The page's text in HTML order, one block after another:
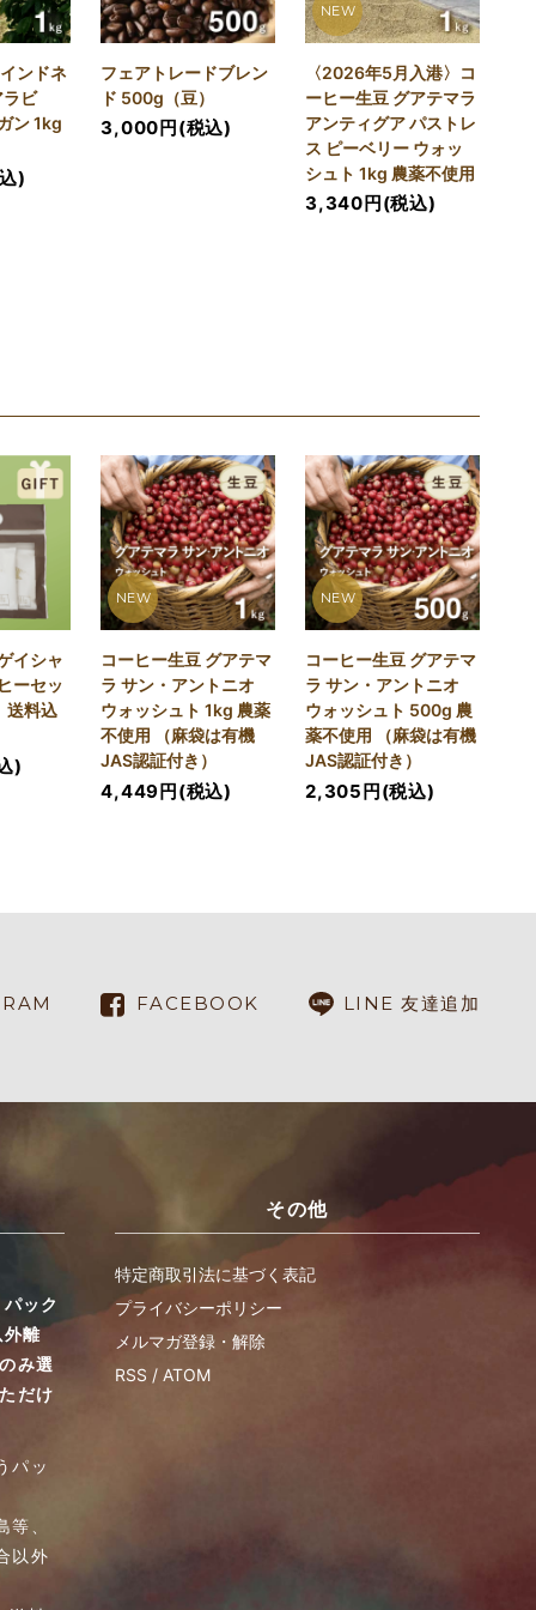
ンドネ
ラビ
ン 1kg
)
フェアトレードブレン
ド 500g（豆）
3,000円(税込)
NEW
〈2026年5月入港〉コ
ーヒー生豆 グアテマラ
アンティグア パストレ
ス ピーベリー ウォッ
シュト 1kg 農薬不使用
3,340円(税込)
イシャ
ーセッ
送料込
)
NEW
コーヒー生豆 グアテマ
ラ サン・アントニオ
ウォッシュト 1kg 農薬
不使用 （麻袋は有機
JAS認証付き）
4,449円(税込)
NEW
コーヒー生豆 グアテマ
ラ サン・アントニオ
ウォッシュト 500g 農
薬不使用 （麻袋は有機
JAS認証付き）
2,305円(税込)
FACEBOOK LINE 友達追加
ック
外離
み選
だけ
パッ
、
以外
その他
特定商取引法に基づく表記
プライバシーポリシー
メルマガ登録・解除
RSS / ATOM